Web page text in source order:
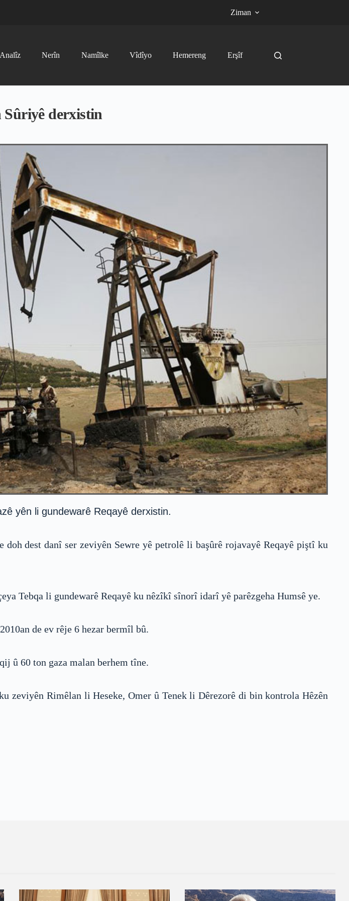
Ziman
Analîz Nerîn Namîlke Vîdîyo Hemereng Erşîf
Sûriyê derxistin
yên li gundewarê Reqayê derxistin.
dest danî ser zeviyên Sewre yê petrolê li başûrê rojavayê Reqayê piştî ku
Tebqa li gundewarê Reqayê ku nêzîkî sînorî idarî yê parêzgeha Humsê ye.
de ev rêje 6 hezar bermîl bû.
û 60 ton gaza malan berhem tîne.
zeviyên Rimêlan li Heseke, Omer û Tenek li Dêrezorê di bin kontrola Hêzên